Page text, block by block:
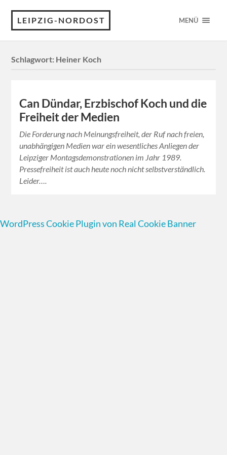
LEIPZIG-NORDOST MENÜ
Schlagwort: Heiner Koch
Can Dündar, Erzbischof Koch und die
Freiheit der Medien
Die Forderung nach Meinungsfreiheit, der Ruf nach freien,
unabhängigen Medien war ein wesentliches Anliegen der
Leipziger Montagsdemonstrationen im Jahr 1989.
Pressefreiheit ist auch heute noch nicht selbstverständlich.
Leider….
WordPress Cookie Plugin von Real Cookie Banner